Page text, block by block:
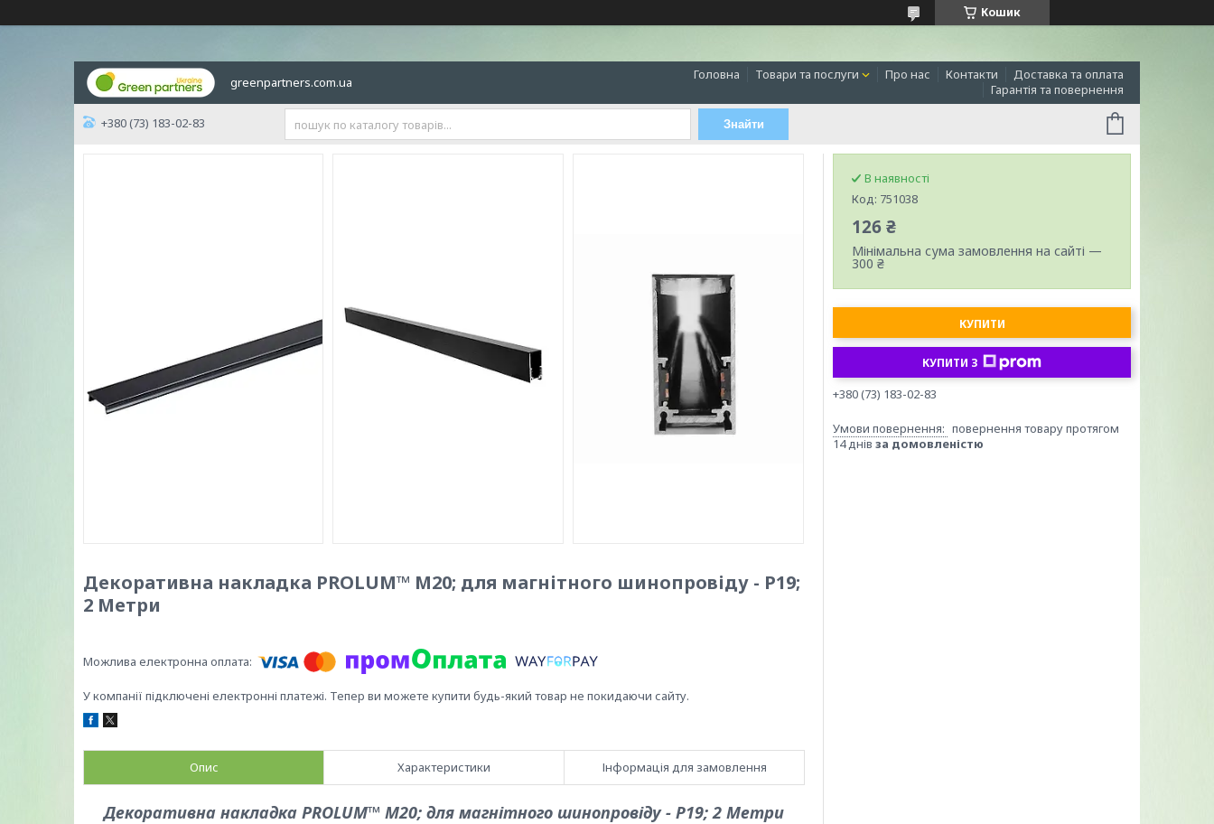
Кошик
greenpartners.com.ua Головна Товари та послуги Про нас Контакти
Доставка та оплата
Гарантія та повернення
+380 (73) 183-02-83 Знайти
Декоративна накладка PROLUM™ M20; для магнітного шинопровіду - P19;
2 Mетри
У компанії підключені електронні платежі. Тепер ви можете купити будь-який товар не покидаючи сайту.
Опис Характеристики Інформація для замовлення
Декоративна накладка PROLUM™ M20; для магнітного шинопровіду - Р19; 2 Mетри
В наявності
Код: 751038
126 ₴
Мінімальна сума замовлення на сайті —
300 ₴
КУПИТИ
КУПИТИ З
+380 (73) 183-02-83
повернення товару протягом
14 днів за домовленістю